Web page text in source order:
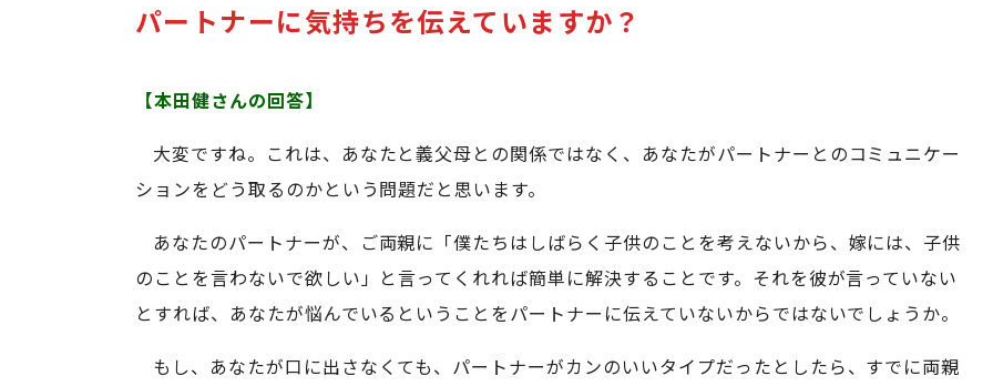
パートナーに気持ちを伝えていますか？
【本田健さんの回答】
大変ですね。これは、あなたと義父母との関係ではなく、あなたがパートナーとのコミュニケー
ションをどう取るのかという問題だと思います。
あなたのパートナーが、ご両親に「僕たちはしばらく子供のことを考えないから、嫁には、子供
のことを言わないで欲しい」と言ってくれれば簡単に解決することです。それを彼が言っていない
とすれば、あなたが悩んでいるということをパートナーに伝えていないからではないでしょうか。
もし、あなたが口に出さなくても、パートナーがカンのいいタイプだったとしたら、すでに両親